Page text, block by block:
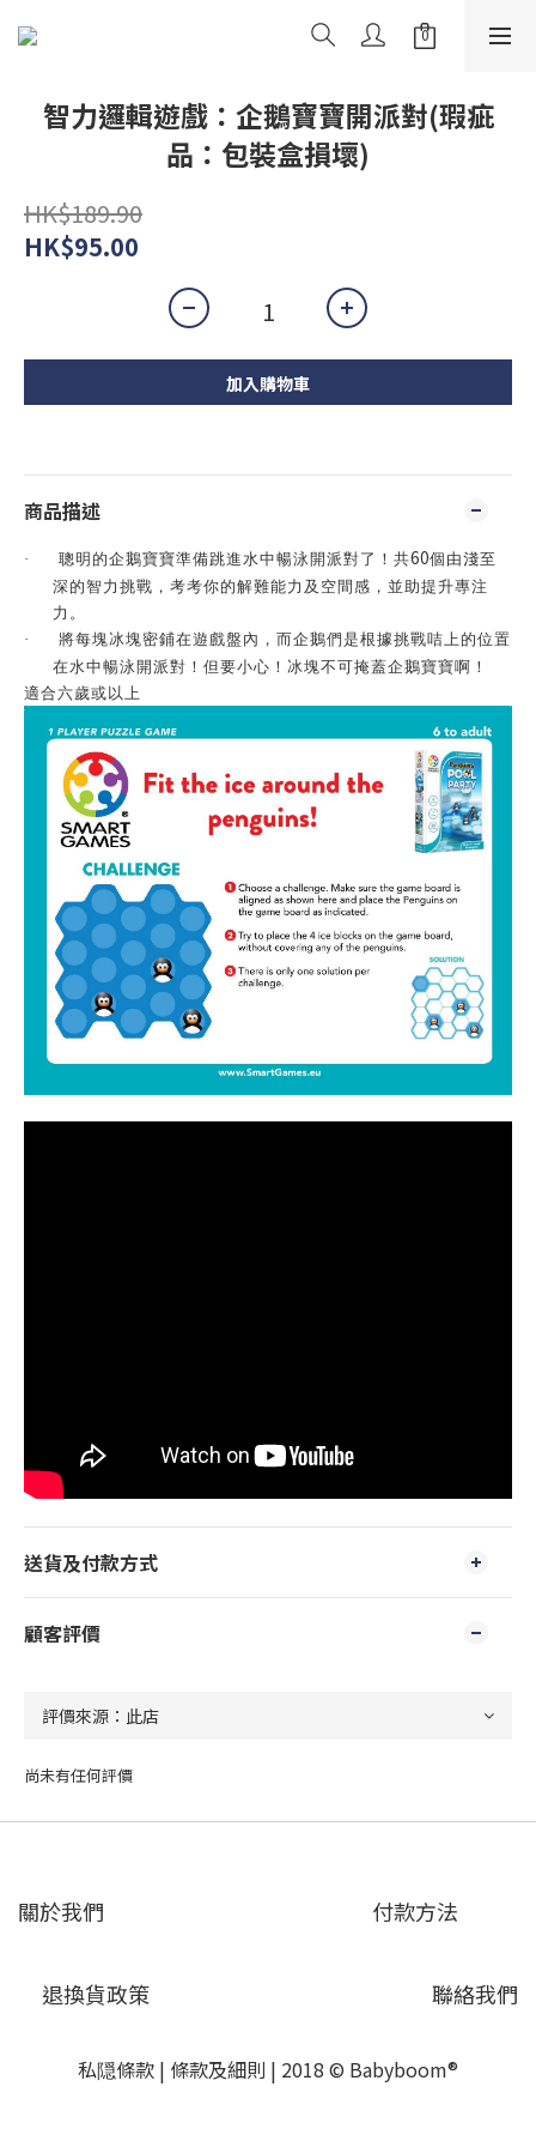
智力邏輯遊戲：企鵝寶寶開派對(瑕疵
品：包裝盒損壞)
HK$189.90
HK$95.00
加入購物車
商品描述
· 聰明的企鵝寶寶準備跳進水中暢泳開派對了！共60個由淺至
深的智力挑戰，考考你的解難能力及空間感，並助提升專注
力。
·
將每塊冰塊密鋪在遊戲盤內，而企鵝們是根據挑戰咭上的位置
在水中暢泳開派對！但要小心！冰塊不可掩蓋企鵝寶寶啊！
適合六歲或以上
送貨及付款方式
顧客評價
尚未有任何評價
關於我們 付款方法
退換貨政策 聯絡我們
私隠條款 | 條款及細則 | 2018 © Babyboom®